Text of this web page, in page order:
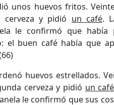
unos huevos fritos.
cerveza y pidió un café.
le confirmó que
el buen café había que
huevos estrellados.
cerveza y pidió un
le confirmó que sus